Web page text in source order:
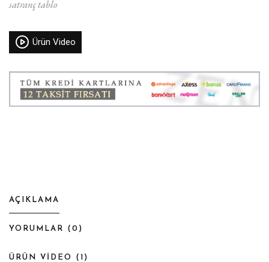
satranç tablo
Ürün Video
AÇIKLAMA
YORUMLAR ( 0 )
ÜRÜN VİDEO ( 1 )